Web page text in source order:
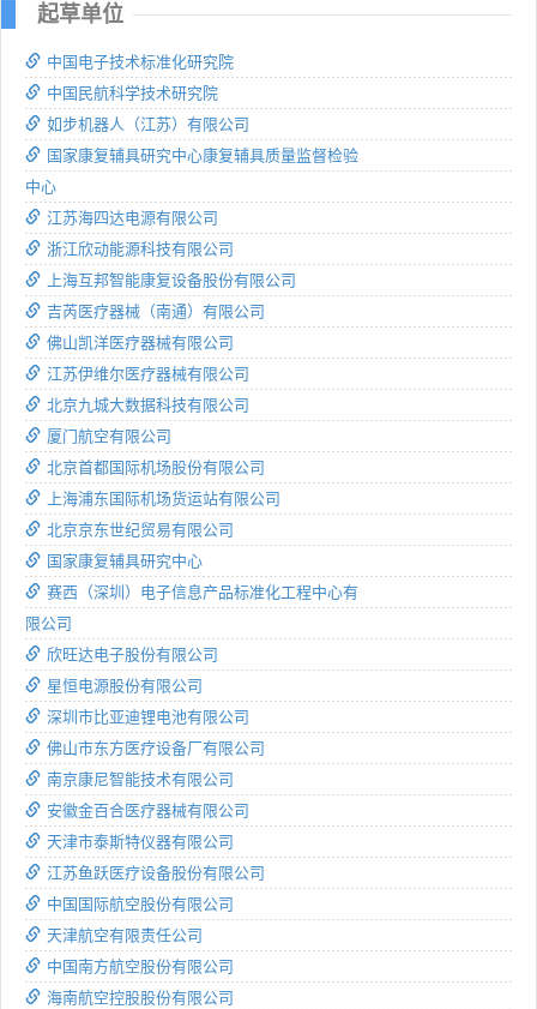
起草单位
中国电子技术标准化研究院
中国民航科学技术研究院
如步机器人（江苏）有限公司
国家康复辅具研究中心康复辅具质量监督检验
中心
江苏海四达电源有限公司
浙江欣动能源科技有限公司
上海互邦智能康复设备股份有限公司
吉芮医疗器械（南通）有限公司
佛山凯洋医疗器械有限公司
江苏伊维尔医疗器械有限公司
北京九城大数据科技有限公司
厦门航空有限公司
北京首都国际机场股份有限公司
上海浦东国际机场货运站有限公司
北京京东世纪贸易有限公司
国家康复辅具研究中心
赛西（深圳）电子信息产品标准化工程中心有
限公司
欣旺达电子股份有限公司
星恒电源股份有限公司
深圳市比亚迪锂电池有限公司
佛山市东方医疗设备厂有限公司
南京康尼智能技术有限公司
安徽金百合医疗器械有限公司
天津市泰斯特仪器有限公司
江苏鱼跃医疗设备股份有限公司
中国国际航空股份有限公司
天津航空有限责任公司
中国南方航空股份有限公司
海南航空控股股份有限公司